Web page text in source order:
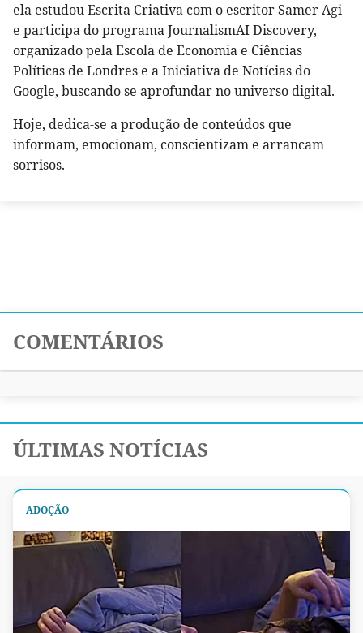
ela estudou Escrita Criativa com o escritor Samer Agi
e participa do programa JournalismAI Discovery,
organizado pela Escola de Economia e Ciências
Políticas de Londres e a Iniciativa de Notícias do
Google, buscando se aprofundar no universo digital.
Hoje, dedica-se a produção de conteúdos que
informam, emocionam, conscientizam e arrancam
sorrisos.
COMENTÁRIOS
ÚLTIMAS NOTÍCIAS
ADOÇÃO